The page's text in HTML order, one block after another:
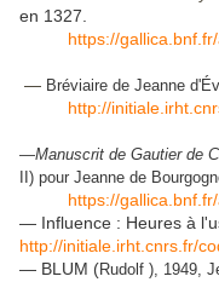
en 1327.
https://
— Bréviaire de Jeanne
http://
—Manuscrit de Gautier de
II) pour Jeanne de
https://
— Influence : Heures à
http://initiale.irht.cnrs.fr/
— BLUM (Rudolf ), 1949,